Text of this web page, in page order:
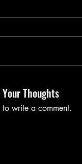
Thoughts
to write a comment.